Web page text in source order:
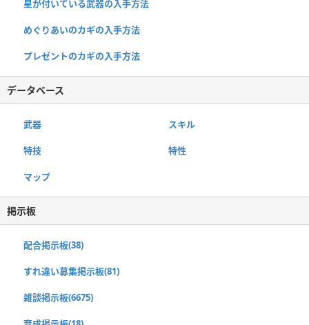
星が付いている武器の入手方法
めぐりあいのカギの入手方法
プレゼントのカギの入手方法
データベース
武器 スキル
特技 特性
マップ
掲示板
配合掲示板(38)
すれ違い募集掲示板(81)
雑談掲示板(6675)